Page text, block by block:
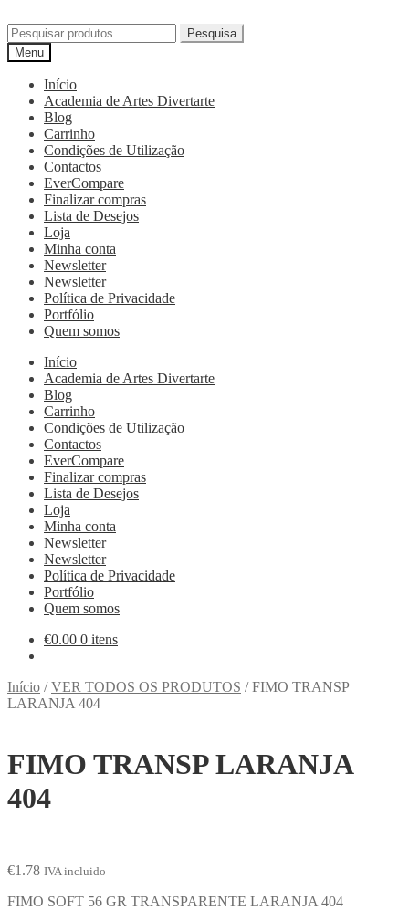
Pesquisa
Menu
Início
Academia de Artes Divertarte
Blog
Carrinho
Condições de Utilização
Contactos
EverCompare
Finalizar compras
Lista de Desejos
Loja
Minha conta
Newsletter
Newsletter
Política de Privacidade
Portfólio
Quem somos
Início
Academia de Artes Divertarte
Blog
Carrinho
Condições de Utilização
Contactos
EverCompare
Finalizar compras
Lista de Desejos
Loja
Minha conta
Newsletter
Newsletter
Política de Privacidade
Portfólio
Quem somos
€0.00 0 itens
Início /VER TODOS OS PRODUTOS /FIMO TRANSP
LARANJA 404
FIMO TRANSP LARANJA
404
€1.78 IVA incluido
FIMO SOFT 56 GR TRANSPARENTE LARANJA 404